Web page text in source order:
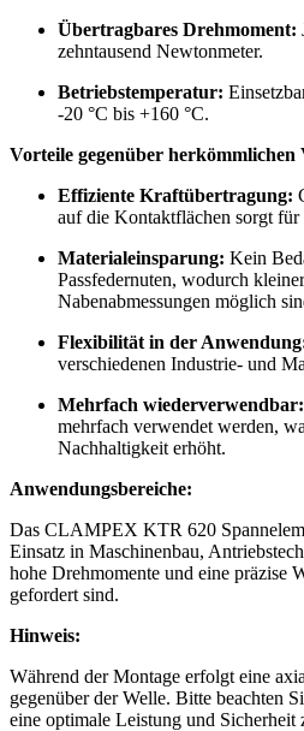
Übertragbares Drehmoment:
zehntausend Newtonmeter.
Betriebstemperatur:
-20 °C bis +160 °C.
Vorteile gegenüber herkömmlichen
Effiziente Kraftübertragung:
auf die Kontaktflächen sorgt für
Materialeinsparung: Kein
Passfedernuten, wodurch
Nabenabmessungen möglich
Flexibilität in der
verschiedenen Industrie- und
Mehrfach wiederverwendbar:
mehrfach verwendet werden,
Nachhaltigkeit erhöht.
Anwendungsbereiche:
Das CLAMPEX KTR 620
Einsatz in Maschinenbau,
hohe Drehmomente und eine präzise
gefordert sind.
Hinweis:
Während der Montage erfolgt eine
gegenüber der Welle. Bitte beachten
eine optimale Leistung und Sicherheit